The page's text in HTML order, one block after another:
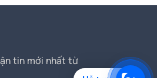
tin mới nhất từ